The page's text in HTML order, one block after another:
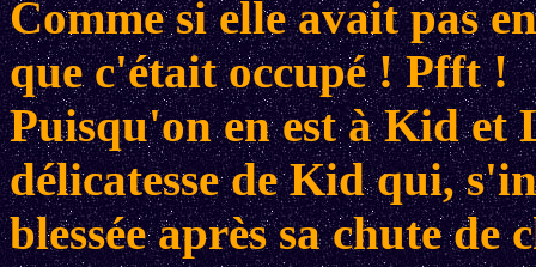
Comme si elle avait pas
que c'était occupé ! Pfft !
Puisqu'on en est à Kid
délicatesse de Kid qui,
blessée après sa chute